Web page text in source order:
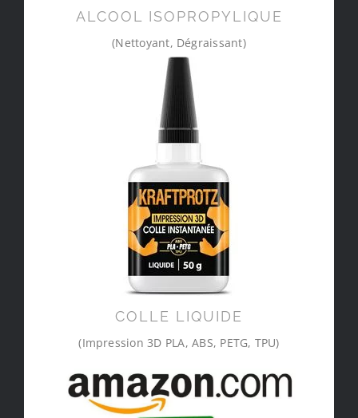
ALCOOL ISOPROPYLIQUE
(Nettoyant, Dégraissant)
COLLE LIQUIDE
(Impression 3D PLA, ABS, PETG, TPU)